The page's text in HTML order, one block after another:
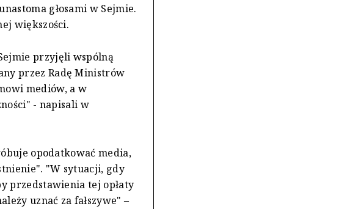
głosami w Sejmie.
większości.
przyjęli wspólną
przez Radę Ministrów
mediów, a w
- napisali w
opodatkować media,
"W sytuacji, gdy
przedstawienia tej opłaty
uznać za fałszywe" –